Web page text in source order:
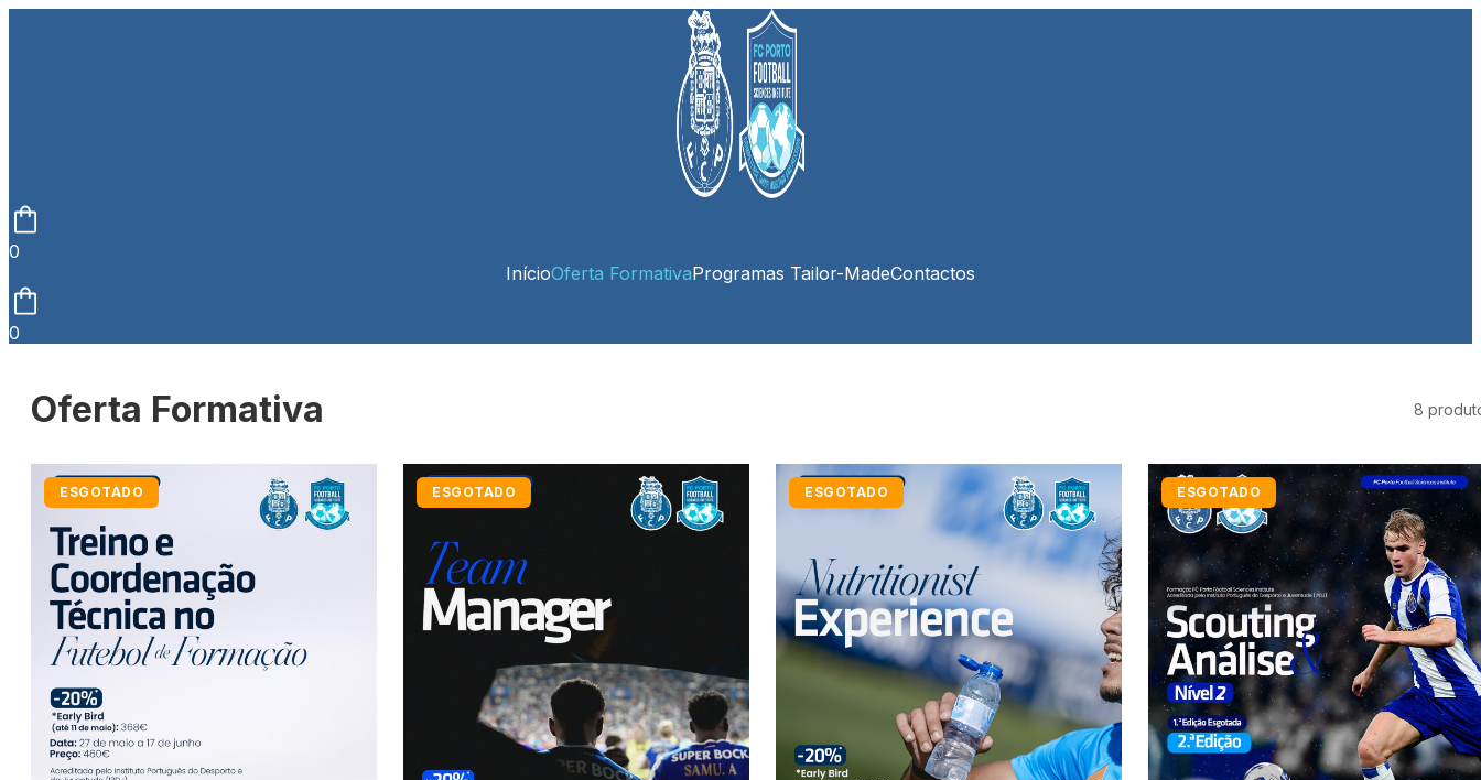
0
InícioOferta FormativaProgramas Tailor-MadeContactos
0
Oferta Formativa 8
ESGOTADO ESGOTADO ESGOTADO ESGOTADO